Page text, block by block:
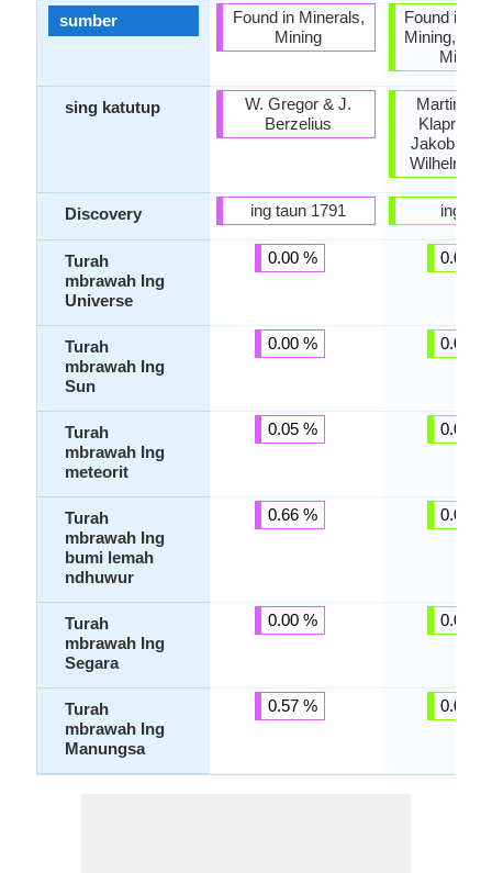
sumber
sing katutup
Discovery
Turah
mbrawah Ing
Universe
Turah
mbrawah Ing
Sun
Turah
mbrawah Ing
meteorit
Turah
mbrawah Ing
bumi lemah
ndhuwur
Turah
mbrawah Ing
Segara
Turah
mbrawah Ing
Manungsa
Found in Minerals,
Mining
W. Gregor & J.
Berzelius
ing taun 1791
0.00 %
0.00 %
0.05 %
0.66 %
0.00 %
0.57 %
Found in
Mining,
Martin
Klaproth,
Jakob
Wilhelm
ing
0.00 %
0.00 %
0.00 %
0.01 %
0.00 %
0.00 %